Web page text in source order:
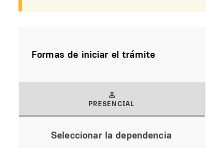
Formas de iniciar el trámite
PRESENCIAL
Seleccionar la dependencia